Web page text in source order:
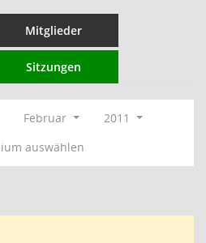
Mitglieder
Sitzungen
Februar
2011
auswählen